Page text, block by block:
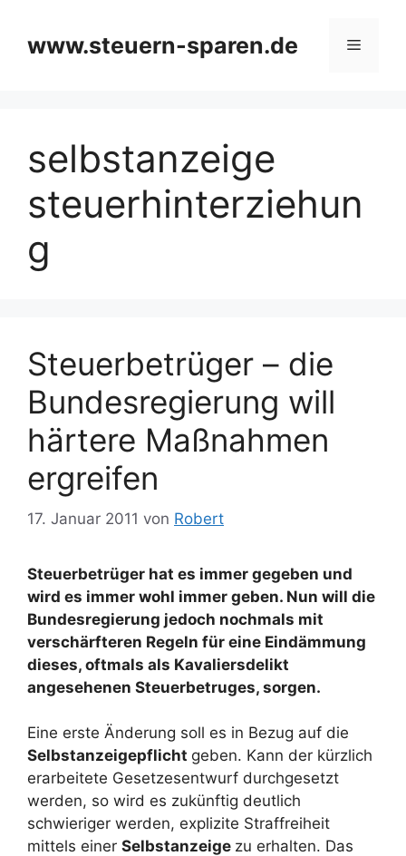
springen
www.steuern-sparen.de Menü
selbstanzeige
steuerhinterziehun
g
Steuerbetrüger – die
Bundesregierung will
härtere Maßnahmen
ergreifen
17. Januar 2011 von Robert
Steuerbetrüger hat es immer gegeben und
wird es immer wohl immer geben. Nun will die
Bundesregierung jedoch nochmals mit
verschärfteren Regeln für eine Eindämmung
dieses, oftmals als Kavaliersdelikt
angesehenen Steuerbetruges, sorgen.
Eine erste Änderung soll es in Bezug auf die
Selbstanzeigepflicht geben. Kann der kürzlich
erarbeitete Gesetzesentwurf durchgesetzt
werden, so wird es zukünftig deutlich
schwieriger werden, explizite Straffreiheit
mittels einer Selbstanzeige zu erhalten. Das